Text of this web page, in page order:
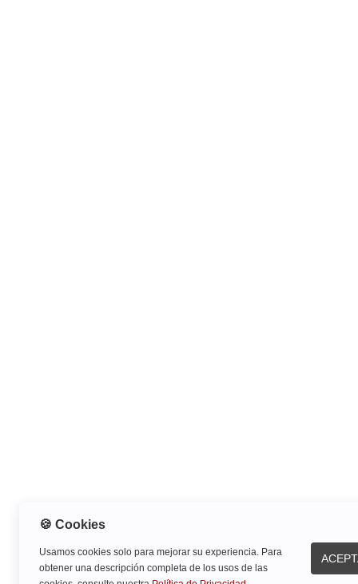
🍪 Cookies
Usamos cookies solo para mejorar su experiencia. Para
obtener una descripción completa de los usos de las